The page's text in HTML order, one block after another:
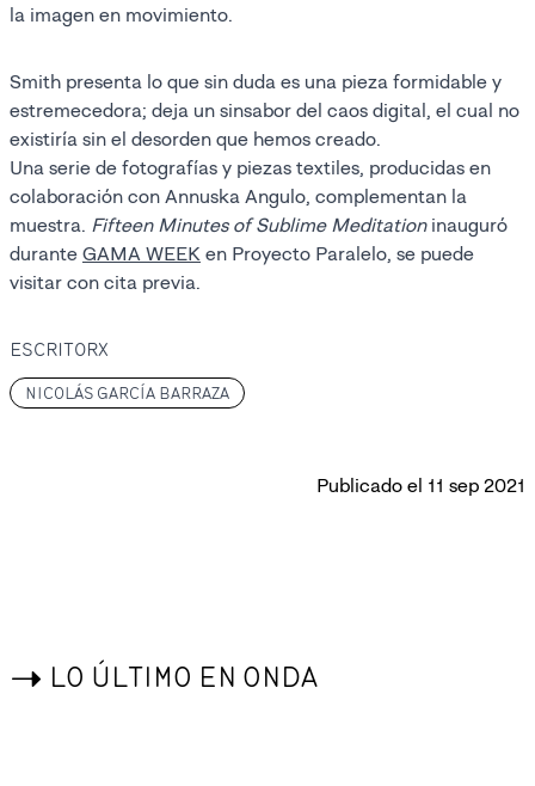
la imagen en movimiento.
Smith presenta lo que sin duda es una pieza formidable y
estremecedora; deja un sinsabor del caos digital, el cual no
existiría sin el desorden que hemos creado.
Una serie de fotografías y piezas textiles, producidas en
colaboración con Annuska Angulo, complementan la
muestra. Fifteen Minutes of Sublime Meditation inauguró
durante GAMA WEEK en Proyecto Paralelo, se puede
visitar con cita previa.
ESCRITORX
NICOLÁS GARCÍA BARRAZA
Publicado el 11 sep 2021
-> LO ÚLTIMO EN ONDA